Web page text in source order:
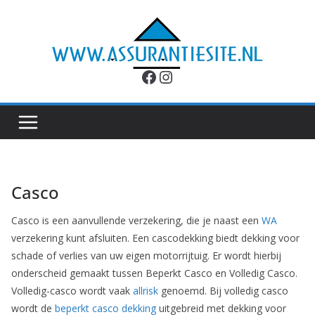
Facebook
Instagram
Casco
Casco is een aanvullende verzekering, die je naast een WA
verzekering kunt afsluiten. Een cascodekking biedt dekking voor
schade of verlies van uw eigen motorrijtuig. Er wordt hierbij
onderscheid gemaakt tussen Beperkt Casco en Volledig Casco.
Volledig-casco wordt vaak allrisk genoemd. Bij volledig casco
wordt de beperkt casco dekking uitgebreid met dekking voor